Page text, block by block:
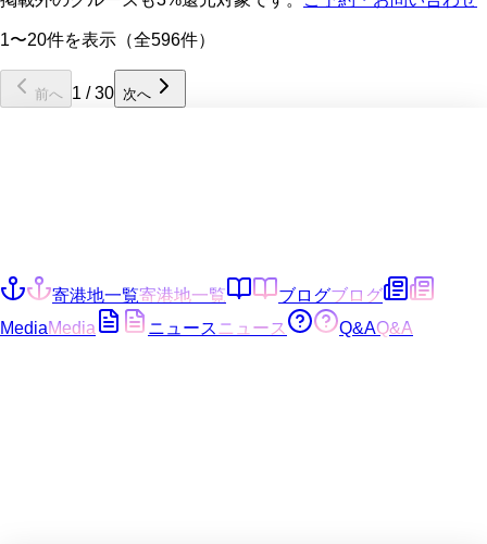
1〜20件を表示（全596件）
前へ 1 /30 次へ
寄港地一覧寄港地一覧 ブログブログ
MediaMedia ニュース ニュース Q&AQ&A